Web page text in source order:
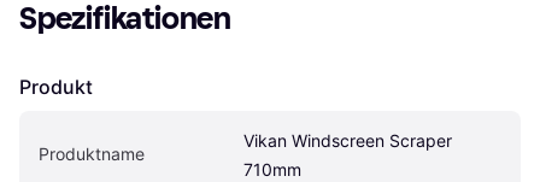
Spezifikationen
Produkt
Produktname
Vikan Windscreen Scraper
710mm